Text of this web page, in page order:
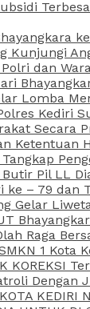
Kunjungi
dan
Lomba
Kediri
Secara
Ketentuan
Pil LL
ke – 79 dan
Gelar
Raga
1 Kota
KOREKSI
Dengan
KEDIRI